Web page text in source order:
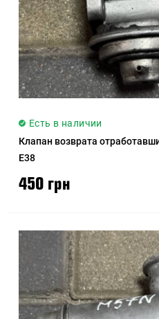
Есть в наличии
Клапан возврата
E38
450 грн